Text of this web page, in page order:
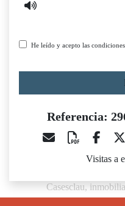
He leído y acepto las
Referencia:
Visitas a
Casesclau,